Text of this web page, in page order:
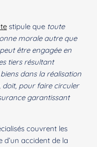
stipule que toute
morale autre que
être engagée en
tiers résultant
dans la réalisation
doit, pour faire circuler
garantissant
couvrent les
accident de la